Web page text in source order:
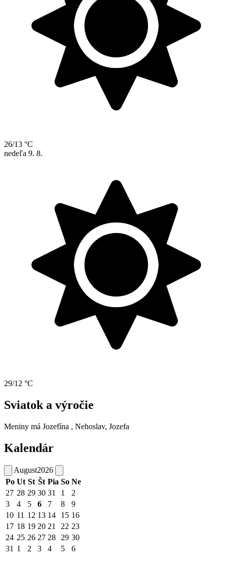
26/13 °C
nedeľa 9. 8.
29/12 °C
Sviatok a výročie
Meniny má Jozefína , Nehoslav, Jozefa
Kalendár
August2026
Po Ut St Št Pia So Ne
27 28 29 30 31 1
2
3
4 5 6 7 8
9
10 11 12 13 14 15 16
17 18 19 20 21 22 23
24 25 26 27 28 29 30
31 1 2 3 4 5 6